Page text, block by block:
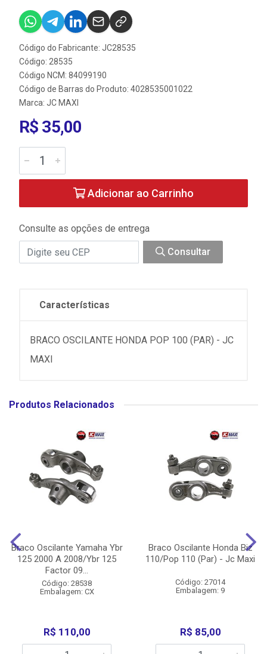
Código do Fabricante: JC28535
Código: 28535
Código NCM: 84099190
Código de Barras do Produto: 4028535001022
Marca: JC MAXI
R$ 35,00
Adicionar ao Carrinho
Consulte as opções de entrega
Consultar
Características
BRACO OSCILANTE HONDA POP 100 (PAR) - JC
MAXI
Produtos Relacionados
Braco Oscilante Yamaha Ybr
125 2000 A 2008/Ybr 125
Factor 09...
Código: 28538
Embalagem: CX
R$ 110,00
Braco Oscilante Honda Biz
110/Pop 110 (Par) - Jc Maxi
Código: 27014
Embalagem: 9
R$ 85,00